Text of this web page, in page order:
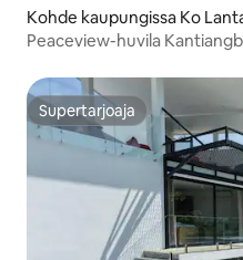
Kohde kaupungissa Ko
Peaceview-huvila
Supertarjoaja
Supertarjoaja